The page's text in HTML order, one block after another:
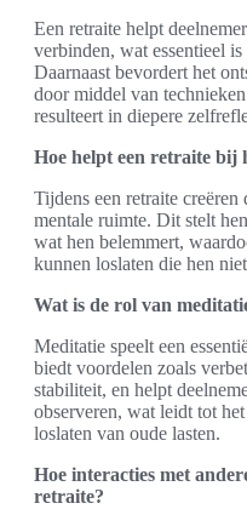
Een retraite helpt
verbinden, wat essentieel
Daarnaast bevordert het
door middel van
resulteert in diepere
Hoe helpt een retraite bij
Tijdens een retraite
mentale ruimte. Dit stelt
wat hen belemmert,
kunnen loslaten die hen
Wat is de rol van
Meditatie speelt een
biedt voordelen zoals
stabiliteit, en helpt
observeren, wat leidt tot
loslaten van oude lasten.
Hoe interacties met
retraite?